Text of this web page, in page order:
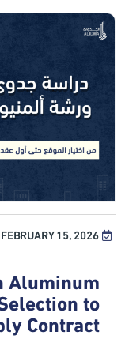
FEBRUARY 15, 2026
Aluminum
to
Contract